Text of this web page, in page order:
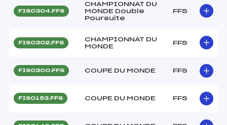
FIS0304.FFS
CHAMPIONNAT DU
MONDE Double
Poursuite
FFS
FIS0302.FFS
CHAMPIONNAT DU
MONDE
FFS
FIS0300.FFS COUPE DU MONDE FFS
FIS0153.FFS COUPE DU MONDE FFS